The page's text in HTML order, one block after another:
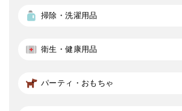
掃除・洗濯用品
衛生・健康用品
パーティ・おもちゃ